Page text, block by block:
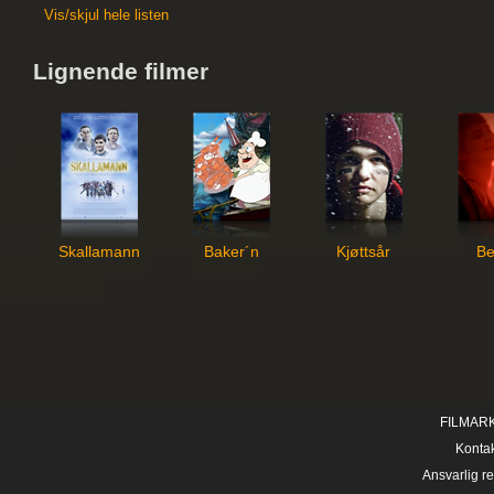
Vis/skjul hele listen
Lignende filmer
Skallamann Baker´n Kjøttsår
Ansvarlig